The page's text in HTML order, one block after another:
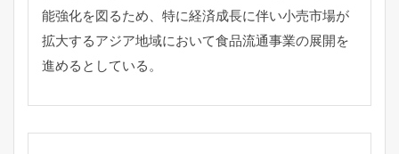
能強化を図るため、 特に経済成長に伴い小売市場が
拡大するアジア地域において食品流通事業の展開を
進めるとしている。